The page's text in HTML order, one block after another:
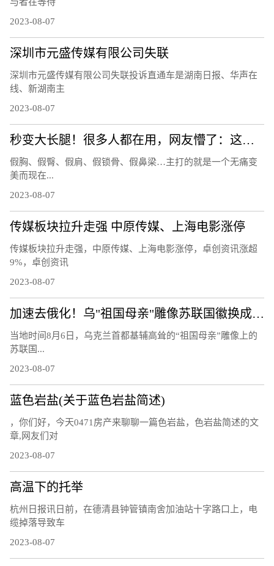
与者在等待
2023-08-07
深圳市元盛传媒有限公司失联
深圳市元盛传媒有限公司失联投诉直通车是湖南日报、华声在
线、新湖南主
2023-08-07
秒变大长腿！很多人都在用，网友懵了：这也有假的？
假胸、假臀、假肩、假锁骨、假鼻梁…主打的就是一个无痛变
美而现在...
2023-08-07
传媒板块拉升走强 中原传媒、上海电影涨停
传媒板块拉升走强，中原传媒、上海电影涨停，卓创资讯涨超
9%，卓创资讯
2023-08-07
加速去俄化！乌"祖国母亲"雕像苏联国徽换成三叉戟
当地时间8月6日，乌克兰首都基辅高耸的“祖国母亲”雕像上的
苏联国...
2023-08-07
蓝色岩盐(关于蓝色岩盐简述)
，你们好，今天0471房产来聊聊一篇色岩盐，色岩盐简述的文
章,网友们对
2023-08-07
高温下的托举
杭州日报讯日前，在德清县钟管镇南舍加油站十字路口上，电
缆掉落导致车
2023-08-07